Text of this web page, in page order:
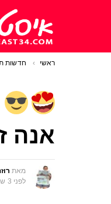
You are here:
ראשי חדשות
אנה
מאת
לפני 3 שנים